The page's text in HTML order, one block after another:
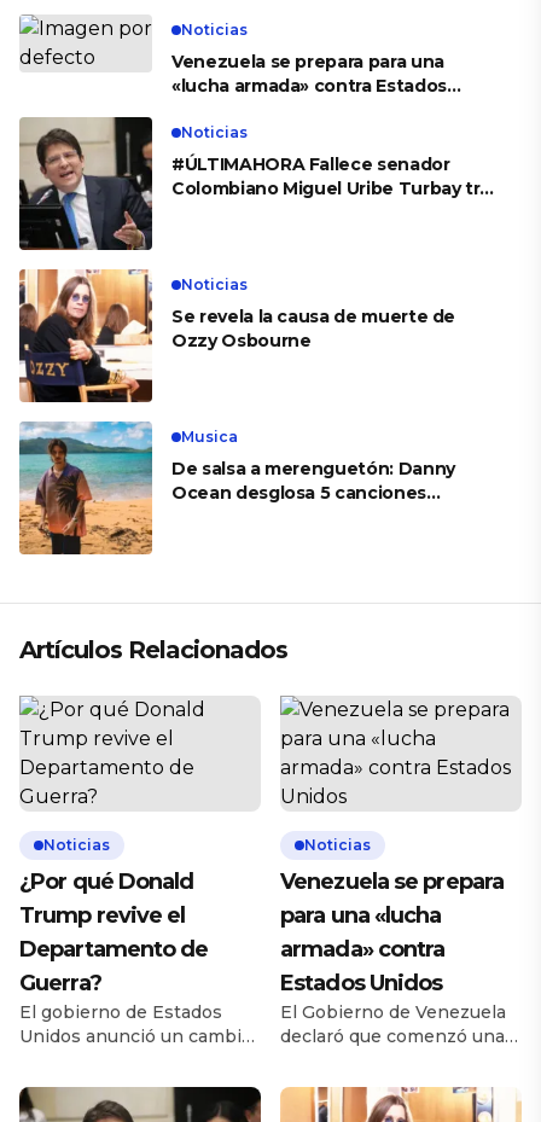
Noticias
Venezuela se prepara para una
«lucha armada» contra Estados
Noticias
#ÚLTIMAHORA Fallece senador
Colombiano Miguel Uribe Turbay tras
Noticias
Se revela la causa de muerte de
Ozzy Osbourne
Musica
De salsa a merenguetón: Danny
Ocean desglosa 5 canciones
Artículos Relacionados
Noticias
¿Por qué Donald
Trump revive el
Departamento de
Guerra?
El gobierno de Estados
Unidos anunció un cambio
denominación de su
principal organismo militar.
Noticias
Venezuela se prepara
para una «lucha
armada» contra
Estados Unidos
El Gobierno de Venezuela
declaró que comenzó una
despliegue defensivo
nacional ante la creciente